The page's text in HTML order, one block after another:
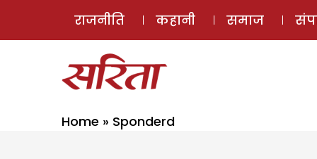
राजनीति कहानी समाज
Home » Sponderd